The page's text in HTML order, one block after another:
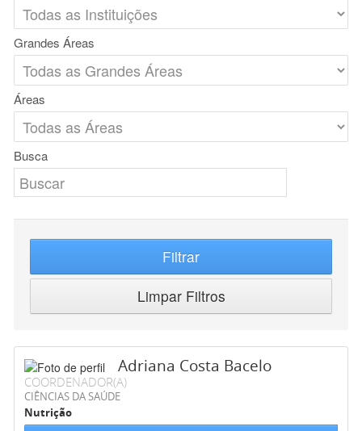
Grandes Áreas
Áreas
Busca
Filtrar
Limpar Filtros
Adriana Costa Bacelo
COORDENADOR(A)
CIÊNCIAS DA SAÚDE
Nutrição